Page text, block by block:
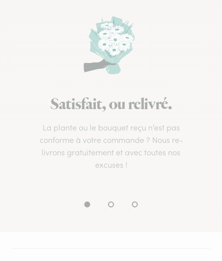
Satisfait, ou relivré.
La plante ou le bouquet reçu n’est pas
conforme à votre commande ? Nous re-
livrons gratuitement et avec toutes nos
excuses !